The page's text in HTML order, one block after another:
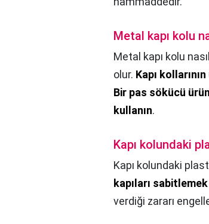
Metal kapı kolu
Metal kapı kolu
olur. Kapı
Bir pas sökücü
kullanın.
Kapı kolundaki
Kapı kolundaki
kapıları
verdiği zararı